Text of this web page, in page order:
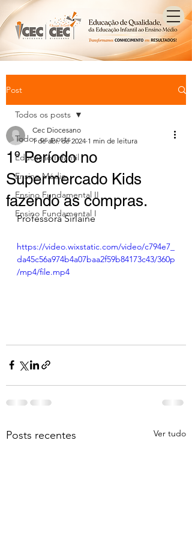
Post
Todos os posts
Educação Infantil
Ensino Médio
Ensino Fundamental II
Ensino Fundamental I
Todos os posts
1º Período no
Supermercado Kids
fazendo as compras.
Cec Diocesano
1 de abr. de 2024 1 min de leitura
Professora Sirlaine
https://video.wixstatic.com/video/c794e7_
da45c56a974b4a07baa2f59b84173c43/360p
/mp4/file.mp4
Posts recentes Ver tudo